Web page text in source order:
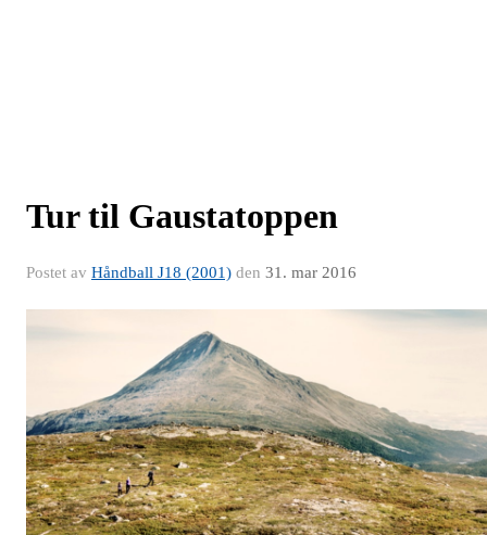
Tur til Gaustatoppen
Postet av Håndball J18 (2001) den 31. mar 2016